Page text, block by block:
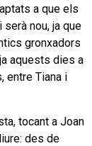
a que els
nou, ja que
gronxadors
aquests dies a
entre Tiana i
tocant a Joan
des de